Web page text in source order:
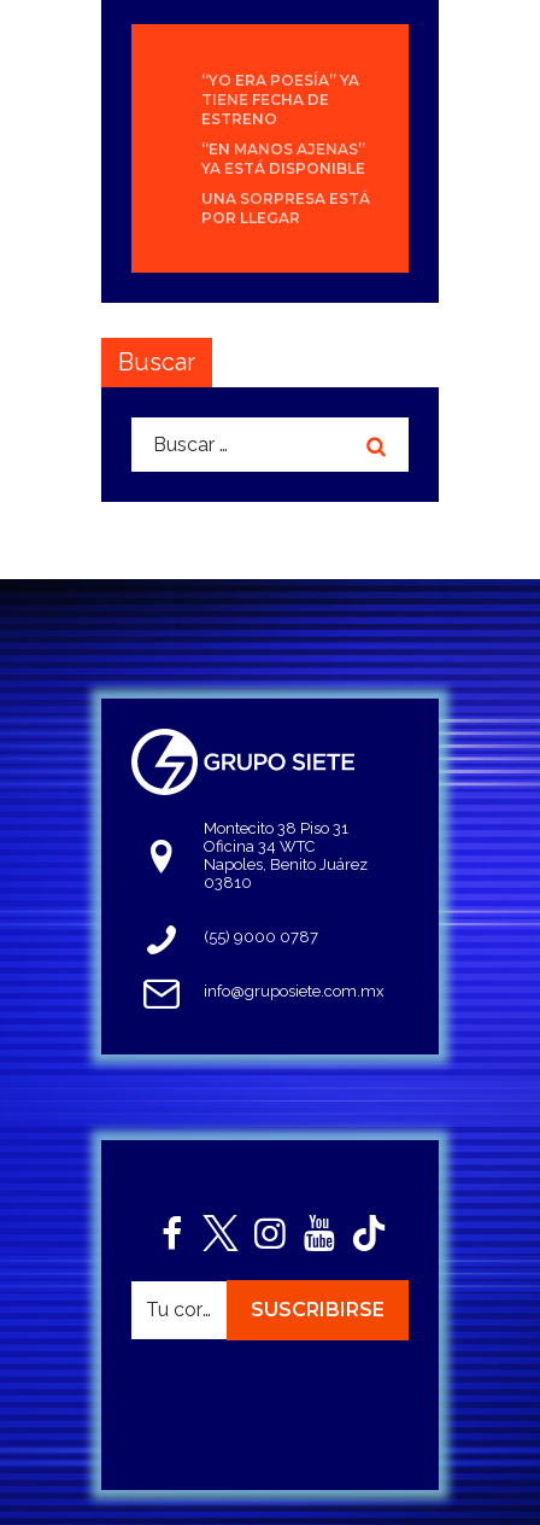
“YO ERA POESÍA” YA
TIENE FECHA DE
ESTRENO
“EN MANOS AJENAS”
YA ESTÁ DISPONIBLE
UNA SORPRESA ESTÁ
POR LLEGAR
Buscar
Buscar:
Montecito 38 Piso 31
Oficina 34 WTC
Napoles, Benito Juárez
03810
(55) 9000 0787
info@gruposiete.com.mx